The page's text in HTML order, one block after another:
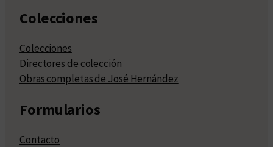
Colecciones
Colecciones
Directores de colección
Obras completas de José Hernández
Formularios
Contacto